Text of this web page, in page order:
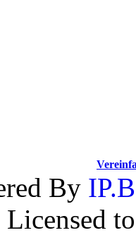
By
Licensed